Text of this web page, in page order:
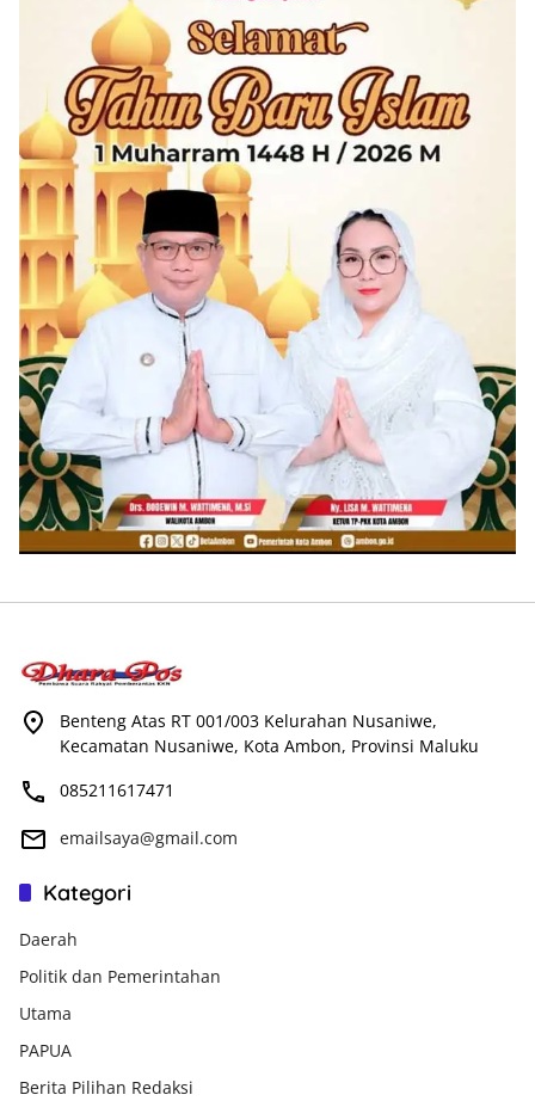
Benteng Atas RT 001/003 Kelurahan Nusaniwe,
Kecamatan Nusaniwe, Kota Ambon, Provinsi Maluku
085211617471
emailsaya@gmail.com
Kategori
Daerah
Politik dan Pemerintahan
Utama
PAPUA
Berita Pilihan Redaksi